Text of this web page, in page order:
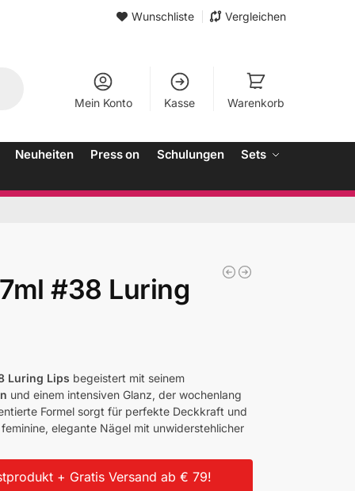
Wunschliste Vergleichen
Mein Konto Kasse Warenkorb
Neuheiten Press on Schulungen
Sets
#38 Luring
Luring Lips begeistert mit seinem
und einem intensiven Glanz, der wochenlang
Formel sorgt für perfekte Deckkraft und
elegante Nägel mit unwiderstehlicher
+ Gratis Versand ab € 79!